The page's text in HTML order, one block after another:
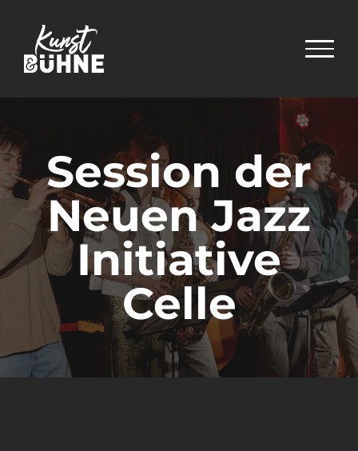
springen
Session der
Neuen Jazz
Initiative
Celle